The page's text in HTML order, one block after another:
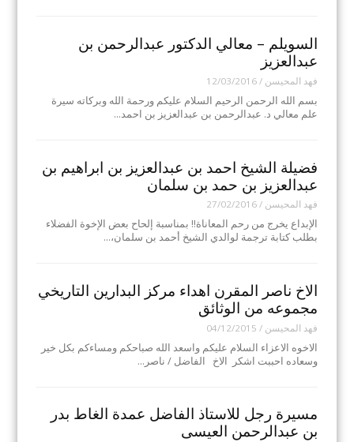
السويلم – معالي الدكتور عبدالرحمن بن
عبدالعزيز
فهد المحيسن /
12/03/2016
بسم الله الرحمن الرحيم السلام عليكم ورحمة الله وبركاته سيرة
علم معالي د. عبدالرحمن بن عبدالعزيز بن احمد…
فضيلة الشيخ احمد بن عبدالعزيز بن ابراهيم بن
عبدالعزيز بن حمد بن سلمان
فهد المحيسن /
27/02/2016
الإبداع يخرج من رحم المعاناة!! بمناسبة إلحاح بعض الإخوة الفضلاء
بطلب كتابة ترجمة لوالدي الشيخ أحمد بن سلمان،…
الاخ ناصر المقرن اهداء مركز البدارين التاريخي
مجموعه من الوثائق
فهد المحيسن /
04/12/2015
الاخوه الاعزاء السلام عليكم واسعد الله صباحكم ومساءكم بكل خير
وسعاده احببت اشكر الاخ الفاضل / ناصر…
مسيرة رجل للاستاذ الفاضل عمدة الغاط بدر
بن عبدالرحمن العيسى